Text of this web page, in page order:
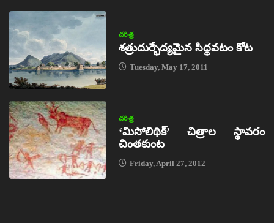
చరిత్ర
శత్రుదుర్భేద్యమైన సిద్ధవటం కోట
Tuesday, May 17, 2011
చరిత్ర
‘మిసోలిథిక్‌’ చిత్రాల స్థావరం
చింతకుంట
Friday, April 27, 2012